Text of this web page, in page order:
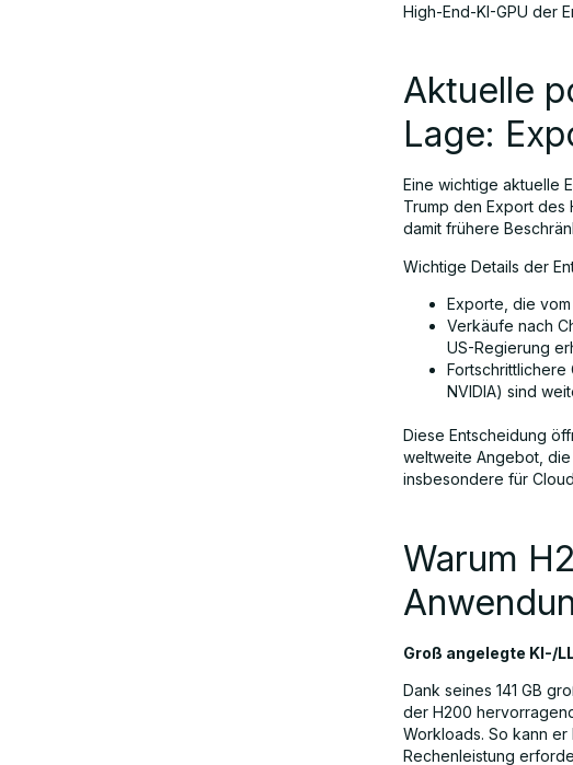
High-End-KI-GPU der
Aktuelle
Lage:
Eine wichtige aktuelle
Trump den Export des
damit frühere
Wichtige Details der
Exporte, die
Verkäufe nach
US-Regierung
Fortschrittlichere
NVIDIA) sind
Diese Entscheidung
weltweite Angebot,
insbesondere für
Warum
Groß angelegte KI-/
Dank seines 141 GB
der H200
Workloads. So kann
Rechenleistung